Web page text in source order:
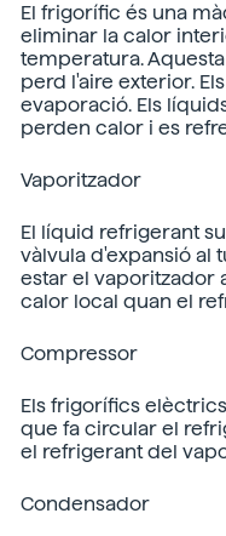
El frigorífic és una
eliminar la calor
temperatura.
perd l'aire exterior.
evaporació. Els
perden calor i es
Vaporitzador
El líquid refrigerant
vàlvula d'expansió al
estar el vaporitzador
calor local quan el
Compressor
Els frigorífics
que fa circular el
el refrigerant del
Condensador